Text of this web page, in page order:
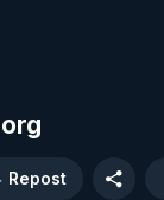
Repost